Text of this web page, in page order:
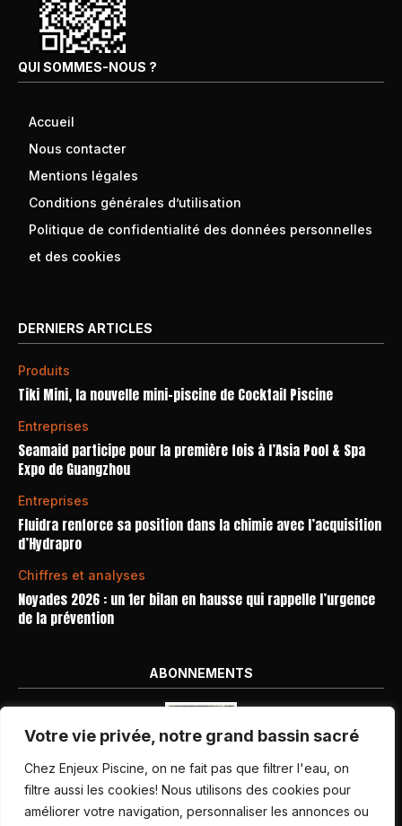
Votre vie privée, notre grand bassin sacré
Chez Enjeux Piscine, on ne fait pas que filtrer l'eau, on
filtre aussi les cookies! Nous utilisons des cookies pour
améliorer votre navigation, personnaliser les annonces ou
QUI SOMMES-NOUS ?
Accueil
Nous contacter
Mentions légales
Conditions générales d’utilisation
Politique de confidentialité des données personnelles
et des cookies
DERNIERS ARTICLES
Produits
Tiki Mini, la nouvelle mini-piscine de Cocktail Piscine
Entreprises
Seamaid participe pour la première fois à l’Asia Pool & Spa
Expo de Guangzhou
Entreprises
Fluidra renforce sa position dans la chimie avec l’acquisition
d’Hydrapro
Chiffres et analyses
Noyades 2026 : un 1er bilan en hausse qui rappelle l’urgence
de la prévention
ABONNEMENTS